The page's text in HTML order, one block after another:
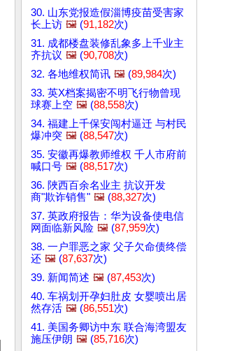
30. 山东党报造假淄博疫苗受害家
长上访 🖼️ (91,182次)
31. 成都楼盘装修乱象多上千业主
齐抗议 🖼️ (90,708次)
32. 各地维权简讯 🖼️ (89,984次)
33. 英X档案揭密不明飞行物曾现
球赛上空 🖼️ (88,558次)
34. 福建上千保安闯村逼迁 与村民
爆冲突 🖼️ (88,547次)
35. 安徽再爆教师维权 千人市府前
喊口号 🖼️ (88,517次)
36. 陜西百余名业主 抗议开发
商"欺诈销售" 🖼️ (88,327次)
37. 英政府报告：华为设备使电信
网面临新风险 🖼️ (87,959次)
38. 一户罪恶之家 父子欠命债终偿
还 🖼️ (87,637次)
39. 新闻简述 🖼️ (87,453次)
40. 车祸划开孕妇肚皮 女婴喷出居
然存活 🖼️ (86,551次)
41. 美国务卿访中东 联合海湾盟友
施压伊朗 🖼️ (85,716次)